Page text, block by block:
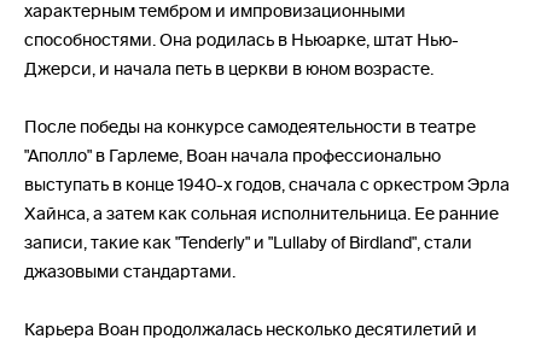
характерным тембром и импровизационными
способностями. Она родилась в Ньюарке, штат Нью-
Джерси, и начала петь в церкви в юном возрасте.
После победы на конкурсе самодеятельности в театре
"Аполло" в Гарлеме, Воан начала профессионально
выступать в конце 1940-х годов, сначала с оркестром Эрла
Хайнса, а затем как сольная исполнительница. Ее ранние
записи, такие как "Tenderly" и "Lullaby of Birdland", стали
джазовыми стандартами.
Карьера Воан продолжалась несколько десятилетий и